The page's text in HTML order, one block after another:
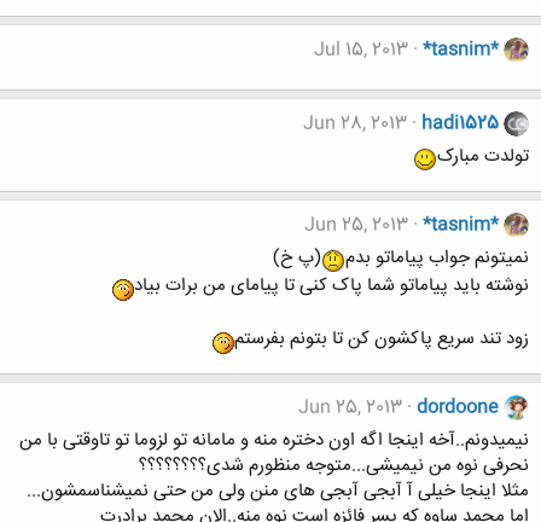
*tasnim*
Jul 15, 2013
hadi1525
Jun 28, 2013
تولدت مبارک
*tasnim*
Jun 25, 2013
نمیتونم جواب پیاماتو بدم
(پ خ)
نوشته باید پیاماتو شما پاک کنی تا پیامای من برات بیاد
زود تند سریع پاکشون کن تا بتونم بفرستم
dordoone
Jun 25, 2013
نیمیدونم..آخه اینجا اگه اون دختره منه و مامانه تو لزوما تو تاوقتی با من
نحرفی نوه من نیمیشی...متوجه منظورم شدی؟؟؟؟؟؟؟؟
مثلا اینجا خیلی آ آبجی آبجی های منن ولی من حتی نمیشناسمشون...